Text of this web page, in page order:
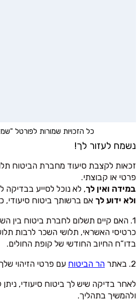
כל הזכויות שמורות לפורטל "שמענו"
נשמח לעזור לך!
זכאות לקצבת סיעוד מחברת הביטוח
פרטי או קבוצתי.
במידה ואין לך, לא נוכל לסייע
ולא ידוע לך אם ברשותך ביטוח סיעודי,
1. האם קיים תשלום לחברת ביטוח בין
כרטיסי האשראי, תלושי השכר לרבות
בדו”ח החיוב החודשי של קופת החולים.
2. באתר
הר הביטוח עם פרטי הזיהוי
לאחר בדיקה שיש לך ביטוח סיעודי,
ולהמשיך בתהליך.